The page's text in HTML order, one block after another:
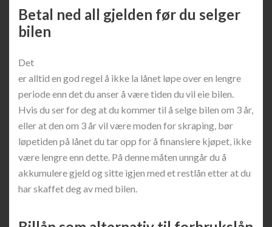
Betal ned all gjelden før du selger
bilen
Det
er alltid en god regel å ikke la lånet løpe over en lengre
periode enn det du anser å være tiden du vil eie bilen.
Hvis du ser for deg at du kommer til å selge bilen om 3 år,
eller at den om 3 år vil være moden for skraping, bør
løpetiden på lånet du tar opp for å finansiere kjøpet, ikke
være lengre enn dette. På denne måten unngår du å
akkumulere gjeld og sitte igjen med et restlån etter at du
har skaffet deg av med bilen.